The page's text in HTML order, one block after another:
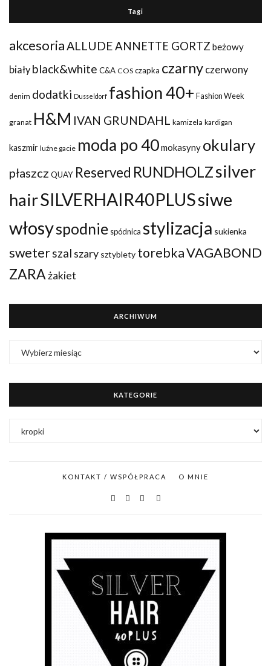
Tagi
akcesoriaALLUDEANNETTE GORTZ beżowy
biały black&white C&A COS czapka czarny czerwony
denim dodatki Dusseldorf fashion 40+ Fashion Week
granat H&M IVAN GRUNDAHL kamizela kardigan
kaszmir luźne gacie moda po 40mokasyny okulary
płaszcz QUAY Reserved RUNDHOLZsilver
hairSILVERHAIR40PLUSsiwe
włosyspodnie spódnica stylizacja sukienka
sweterszal szary sztyblety torebkaVAGABOND
ZARA żakiet
ARCHIWUM
KATEGORIE
KONTAKT / WSPÓŁPRACA O MNIE